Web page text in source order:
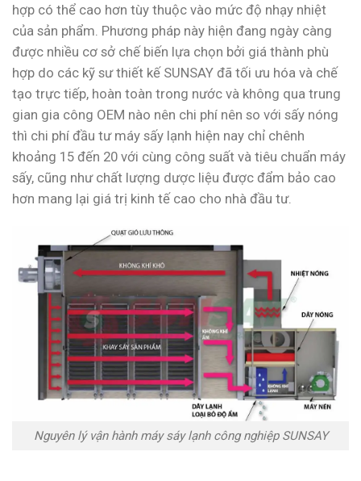
hợp có thể cao hơn tùy thuộc vào mức độ nhạy nhiệt
của sản phẩm. Phương pháp này hiện đang ngày càng
được nhiều cơ sở chế biến lựa chọn bởi giá thành phù
hợp do các kỹ sư thiết kế SUNSAY đã tối ưu hóa và chế
tạo trực tiếp, hoàn toàn trong nước và không qua trung
gian gia công OEM nào nên chi phí nên so với sấy nóng
thì chi phí đầu tư máy sấy lạnh hiện nay chỉ chênh
khoảng 15 đến 20 với cùng công suất và tiêu chuẩn máy
sấy, cũng như chất lượng dược liệu được đẩm bảo cao
hơn mang lại giá trị kinh tế cao cho nhà đầu tư.
Nguyên lý vận hành máy sáy lạnh công nghiệp SUNSAY